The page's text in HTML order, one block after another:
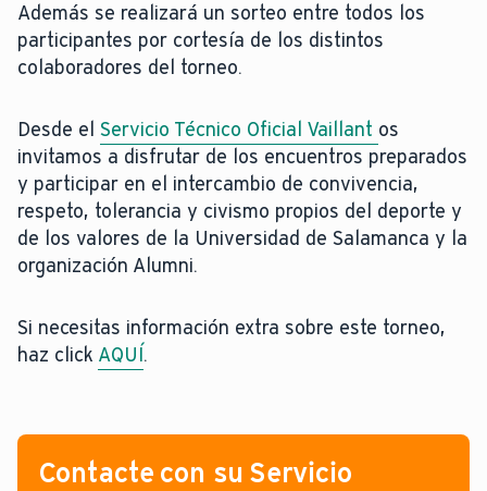
Además se realizará un sorteo entre todos los
participantes por cortesía de los distintos
colaboradores del torneo.
Desde el Servicio Técnico Oficial Vaillant os
invitamos a disfrutar de los encuentros preparados
y participar en el intercambio de convivencia,
respeto, tolerancia y civismo propios del deporte y
de los valores de la Universidad de Salamanca y la
organización Alumni.
Si necesitas información extra sobre este torneo,
haz click AQUÍ.
Contacte con su Servicio